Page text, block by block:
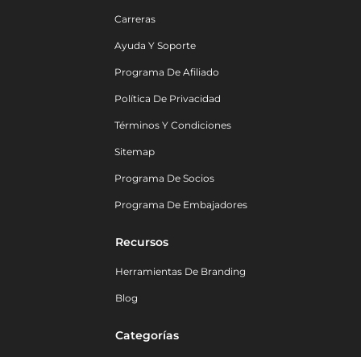
Carreras
Ayuda Y Soporte
Programa De Afiliado
Política De Privacidad
Términos Y Condiciones
Sitemap
Programa De Socios
Programa De Embajadores
Recursos
Herramientas De Branding
Blog
Categorías